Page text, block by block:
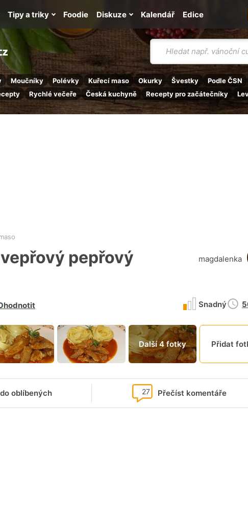
Vyhledávání
Moučníky Polévky Kuřecí maso Okurky Švestky Podle ČSN
Rychlé večeře Česká kuchyně Recepty pro začátečníky
Tipy a triky Kalendář
Foodie Diskuze Edice
pepřový
magdalenka
Snadný
Další 4 fotky Přidat
oblíbených Přečíst komentáře
27